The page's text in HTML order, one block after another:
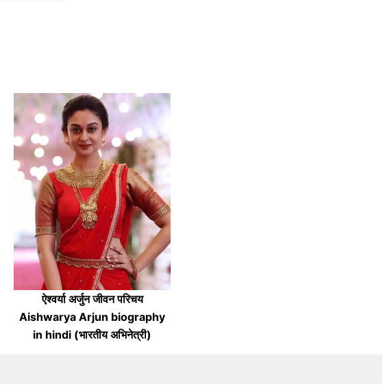
ऐश्वर्या अर्जुन जीवन परिचय
Aishwarya Arjun biography
in hindi (भारतीय अभिनेत्री)